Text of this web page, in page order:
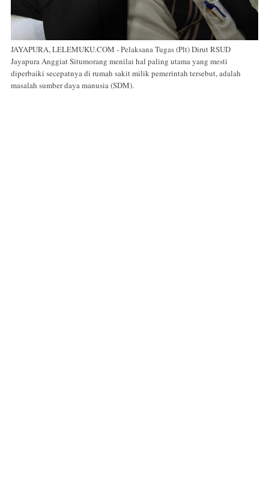
JAYAPURA, LELEMUKU.COM - Pelaksana Tugas (Plt) Dirut RSUD
Jayapura Anggiat Situmorang menilai hal paling utama yang mesti
diperbaiki secepatnya di rumah sakit milik pemerintah tersebut, adalah
masalah sumber daya manusia (SDM).